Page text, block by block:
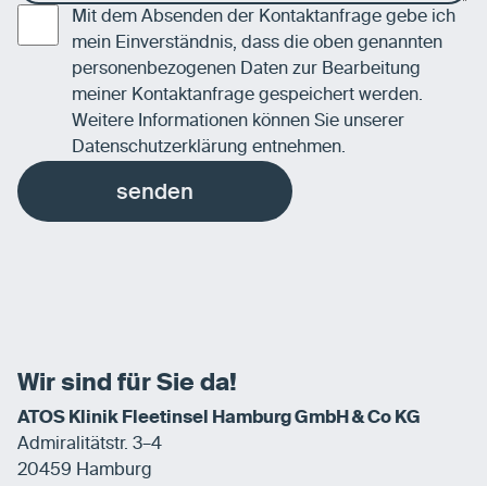
Mit dem Absenden der Kontaktanfrage gebe ich
mein Einverständnis, dass die oben genannten
personenbezogenen Daten zur Bearbeitung
meiner Kontaktanfrage gespeichert werden.
Weitere Informationen können Sie unserer
Datenschutzerklärung entnehmen.
senden
Wir sind für Sie da!
ATOS Klinik Fleetinsel Hamburg GmbH & Co KG
Admiralitätstr. 3–4
20459 Hamburg